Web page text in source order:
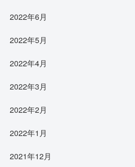
2022年6月
2022年5月
2022年4月
2022年3月
2022年2月
2022年1月
2021年12月